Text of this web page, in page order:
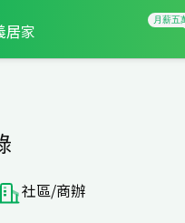
居家
社區/商辦